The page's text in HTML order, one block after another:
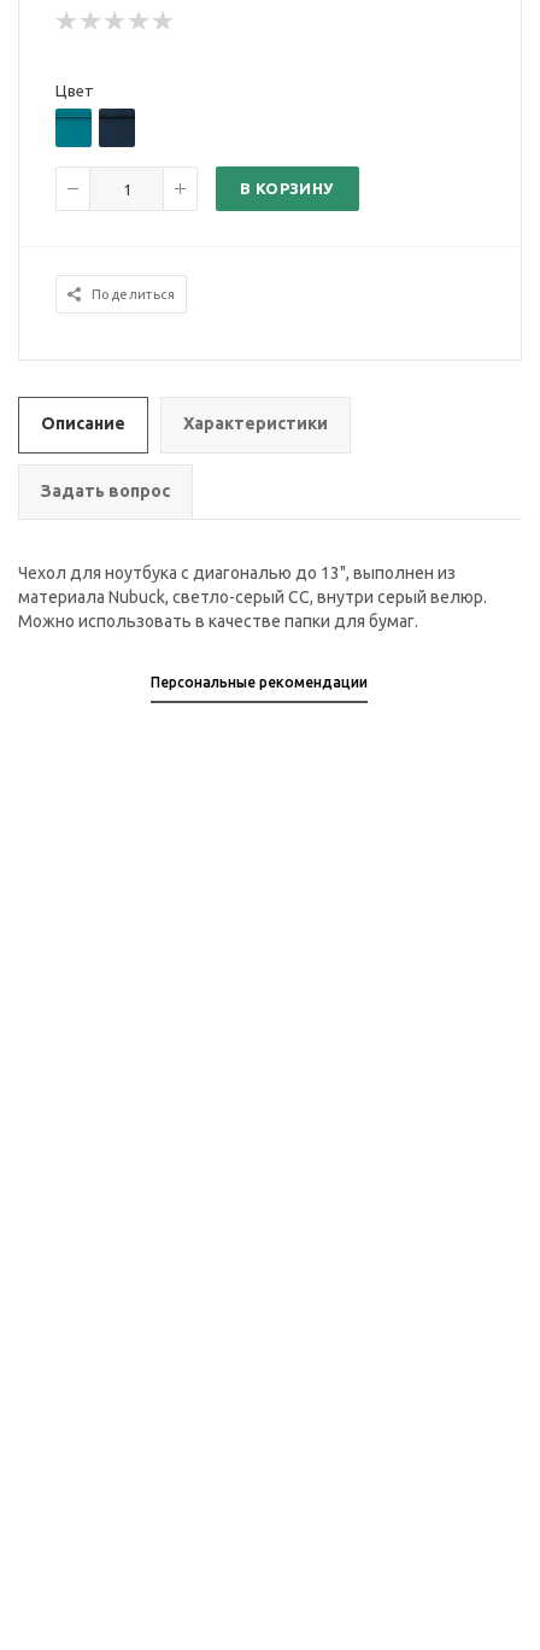
Цвет
В КОРЗИНУ
Поделиться
Описание Характеристики
Задать вопрос
Чехол для ноутбука с диагональю до 13", выполнен из
материала Nubuck, светло-серый СС, внутри серый велюр.
Можно использовать в качестве папки для бумаг.
Персональные рекомендации